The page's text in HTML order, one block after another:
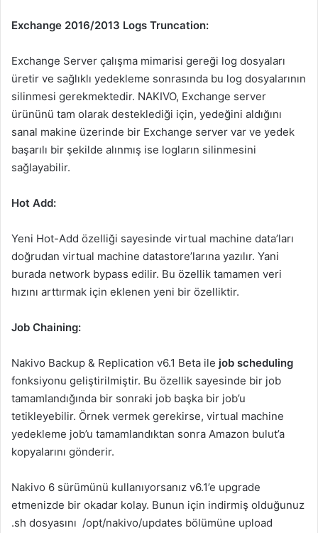
Exchange 2016/2013 Logs Truncation:
Exchange Server çalışma mimarisi gereği log dosyaları
üretir ve sağlıklı yedekleme sonrasında bu log dosyalarının
silinmesi gerekmektedir. NAKIVO, Exchange server
ürününü tam olarak desteklediği için, yedeğini aldığını
sanal makine üzerinde bir Exchange server var ve yedek
başarılı bir şekilde alınmış ise logların silinmesini
sağlayabilir.
Hot Add:
Yeni Hot-Add özelliği sayesinde virtual machine data’ları
doğrudan virtual machine datastore’larına yazılır. Yani
burada network bypass edilir. Bu özellik tamamen veri
hızını arttırmak için eklenen yeni bir özelliktir.
Job Chaining:
Nakivo Backup & Replication v6.1 Beta ile job scheduling
fonksiyonu geliştirilmiştir. Bu özellik sayesinde bir job
tamamlandığında bir sonraki job başka bir job’u
tetikleyebilir. Örnek vermek gerekirse, virtual machine
yedekleme job’u tamamlandıktan sonra Amazon bulut’a
kopyalarını gönderir.
Nakivo 6 sürümünü kullanıyorsanız v6.1’e upgrade
etmenizde bir okadar kolay. Bunun için indirmiş olduğunuz
.sh dosyasını /opt/nakivo/updates bölümüne upload